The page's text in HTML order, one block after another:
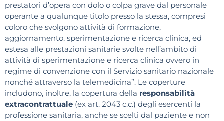
prestatori d’opera con dolo o colpa grave dal personale
operante a qualunque titolo presso la stessa, compresi
coloro che svolgono attività di formazione,
aggiornamento, sperimentazione e ricerca clinica, ed
estesa alle prestazioni sanitarie svolte nell’ambito di
attività di sperimentazione e ricerca clinica ovvero in
regime di convenzione con il Servizio sanitario nazionale
nonché attraverso la telemedicina”. Le coperture
includono, inoltre, la copertura della responsabilità
extracontrattuale (ex art. 2043 c.c.) degli esercenti la
professione sanitaria, anche se scelti dal paziente e non